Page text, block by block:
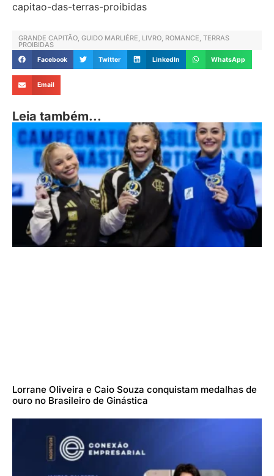
capitao-das-terras-proibidas
GRANDE CAPITÃO GUIDO MARLIÉRE LIVRO ROMANCE TERRAS
PROIBIDAS
Facebook Twitter LinkedIn WhatsApp
Email
Leia também...
Lorrane Oliveira e Caio Souza conquistam medalhas de
ouro no Brasileiro de Ginástica